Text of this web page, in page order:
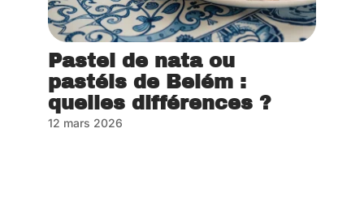
Pastel de nata ou
pastéis de Belém :
quelles différences ?
12 mars 2026